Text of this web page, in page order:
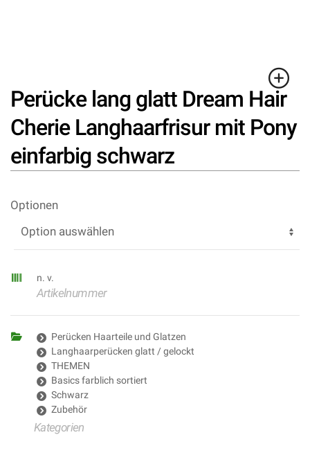
Perücke lang glatt Dream Hair
Cherie Langhaarfrisur mit Pony
einfarbig schwarz
Optionen
n. v.
Artikelnummer
Perücken Haarteile und Glatzen
Langhaarperücken glatt / gelockt
THEMEN
Basics farblich sortiert
Schwarz
Zubehör
Kategorien